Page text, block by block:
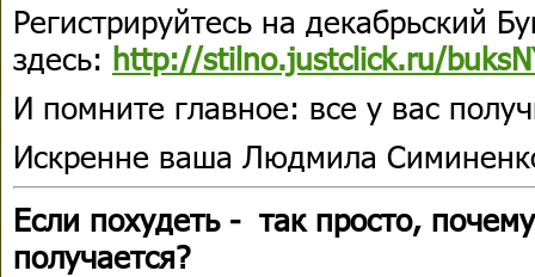
Регистрируйтесь на декабрьский
здесь: http://stilno.justclick.ru/
И помните главное: все у вас
Искренне ваша Людмила
Если похудеть - так просто,
получается?